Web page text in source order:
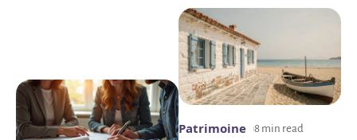
p
l
u
s
Patrimoine 8 min read